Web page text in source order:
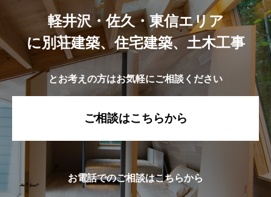
軽井沢・佐久・東信エリア
に別荘建築、住宅建築、土木工事
とお考えの方はお気軽にご相談ください
ご相談はこちらから
お電話でのご相談はこちらから